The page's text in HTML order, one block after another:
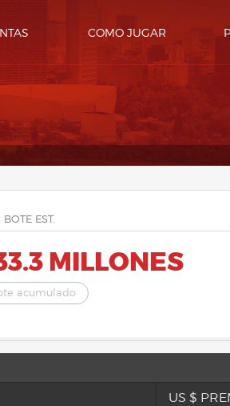
COMO JUGAR
BOTE EST.
MILLONES
acumulado
US $